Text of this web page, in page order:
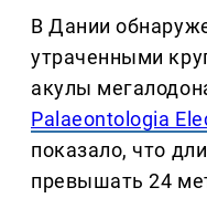
В Дании
утраченными
акулы
Palaeontologia
показало, что
превышать 24